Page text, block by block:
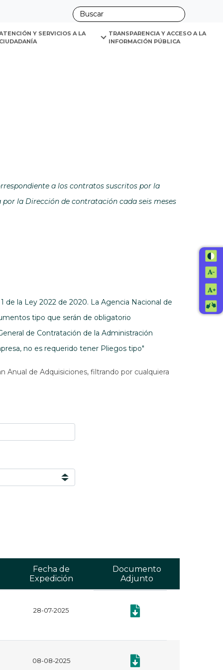
Y SERVICIOS A LA
CIUDADANÍA
TRANSPARENCIA Y ACCESO A LA
INFORMACIÓN PÚBLICA
a los contratos suscritos por la
por la Dirección de contratación cada seis meses
de la Ley 2022 de 2020. La Agencia Nacional de
tipo que serán de obligatorio
de Contratación de la Administración
no es requerido tener Pliegos tipo"
Anual de Adquisiciones, filtrando por cualquiera
Fecha de
Expedición
Documento
Adjunto
28-07-2025 Documento: Plan anual de
08-08-2025 Documento: Manual de